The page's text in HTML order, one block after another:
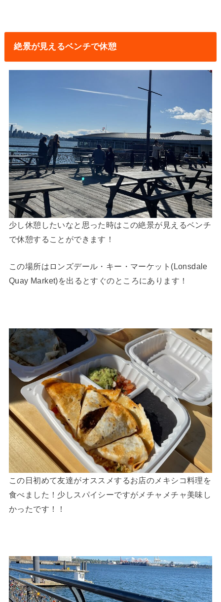
絶景が見えるベンチで休憩
少し休憩したいなと思った時はこの絶景が見えるベンチ
で休憩することができます！
この場所はロンズデール・キー・マーケット(Lonsdale
Quay Market)を出るとすぐのところにあります！
この日初めて友達がオススメするお店のメキシコ料理を
食べました！少しスパイシーですがメチャメチャ美味し
かったです！！